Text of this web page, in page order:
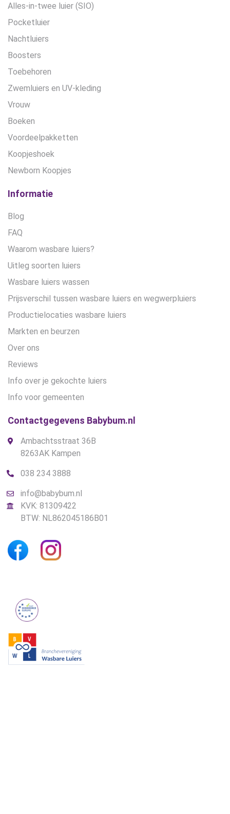
Alles-in-twee luier (SIO)
Pocketluier
Nachtluiers
Boosters
Toebehoren
Zwemluiers en UV-kleding
Vrouw
Boeken
Voordeelpakketten
Koopjeshoek
Newborn Koopjes
Informatie
Blog
FAQ
Waarom wasbare luiers?
Uitleg soorten luiers
Wasbare luiers wassen
Prijsverschil tussen wasbare luiers en wegwerpluiers
Productielocaties wasbare luiers
Markten en beurzen
Over ons
Reviews
Info over je gekochte luiers
Info voor gemeenten
Contactgegevens Babybum.nl
Ambachtsstraat 36B
8263AK Kampen
038 234 3888
info@babybum.nl
KVK: 81309422
BTW: NL862045186B01